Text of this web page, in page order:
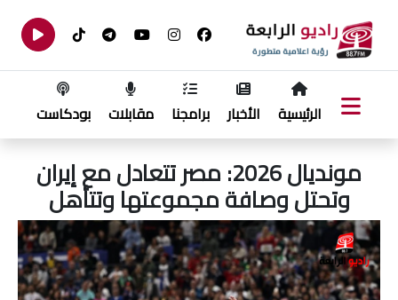
الرئيسية الأخبار برامجنا مقابلات بودكاست
مونديال 2026: مصر تتعادل مع إيران
وتحتل وصافة مجموعتها وتتأهل